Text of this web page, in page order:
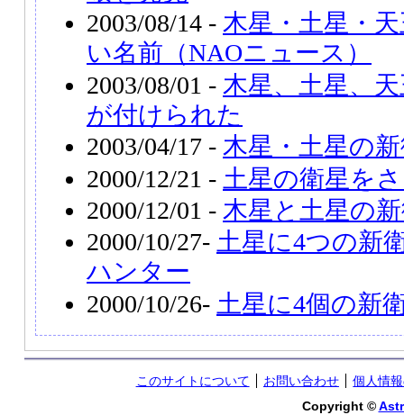
2003/08/14 - 木星・土星・
い名前（NAOニュース）
2003/08/01 - 木星、土星、
が付けられた
2003/04/17 - 木星・土星の
2000/12/21 - 土星の衛星を
2000/12/01 - 木星と土星の
2000/10/27- 土星に4つの新
ハンター
2000/10/26- 土星に4個の新
このサイトについて お問い合わせ
個人情
Copyright ©